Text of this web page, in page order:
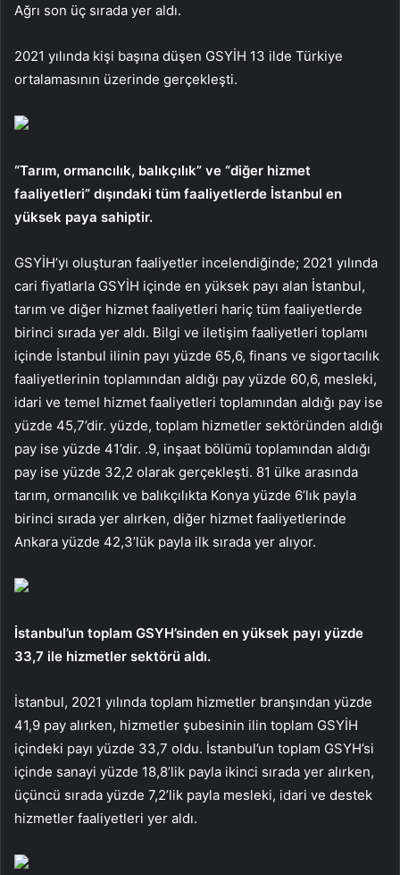
Ağrı son üç sırada yer aldı.
2021 yılında kişi başına düşen GSYİH 13 ilde Türkiye
ortalamasının üzerinde gerçekleşti.
“Tarım, ormancılık, balıkçılık” ve “diğer hizmet
faaliyetleri” dışındaki tüm faaliyetlerde İstanbul en
yüksek paya sahiptir.
GSYİH’yı oluşturan faaliyetler incelendiğinde; 2021 yılında
cari fiyatlarla GSYİH içinde en yüksek payı alan İstanbul,
tarım ve diğer hizmet faaliyetleri hariç tüm faaliyetlerde
birinci sırada yer aldı. Bilgi ve iletişim faaliyetleri toplamı
içinde İstanbul ilinin payı yüzde 65,6, finans ve sigortacılık
faaliyetlerinin toplamından aldığı pay yüzde 60,6, mesleki,
idari ve temel hizmet faaliyetleri toplamından aldığı pay ise
yüzde 45,7’dir. yüzde, toplam hizmetler sektöründen aldığı
pay ise yüzde 41’dir. .9, inşaat bölümü toplamından aldığı
pay ise yüzde 32,2 olarak gerçekleşti. 81 ülke arasında
tarım, ormancılık ve balıkçılıkta Konya yüzde 6’lık payla
birinci sırada yer alırken, diğer hizmet faaliyetlerinde
Ankara yüzde 42,3’lük payla ilk sırada yer alıyor.
İstanbul’un toplam GSYH’sinden en yüksek payı yüzde
33,7 ile hizmetler sektörü aldı.
İstanbul, 2021 yılında toplam hizmetler branşından yüzde
41,9 pay alırken, hizmetler şubesinin ilin toplam GSYİH
içindeki payı yüzde 33,7 oldu. İstanbul’un toplam GSYH’si
içinde sanayi yüzde 18,8’lik payla ikinci sırada yer alırken,
üçüncü sırada yüzde 7,2’lik payla mesleki, idari ve destek
hizmetler faaliyetleri yer aldı.